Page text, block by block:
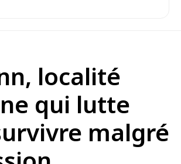
localité
qui lutte
malgré